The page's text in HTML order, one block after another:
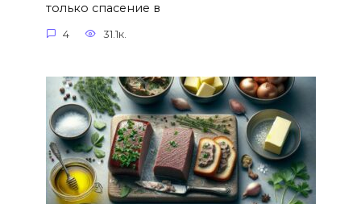
только спасение в
4 31.1к.